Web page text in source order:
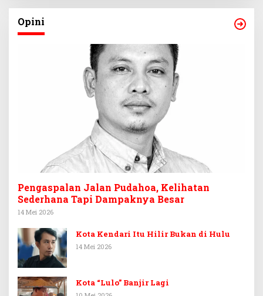
Opini
Pengaspalan Jalan Pudahoa, Kelihatan
Sederhana Tapi Dampaknya Besar
14 Mei 2026
Kota Kendari Itu Hilir Bukan di Hulu
14 Mei 2026
Kota “Lulo” Banjir Lagi